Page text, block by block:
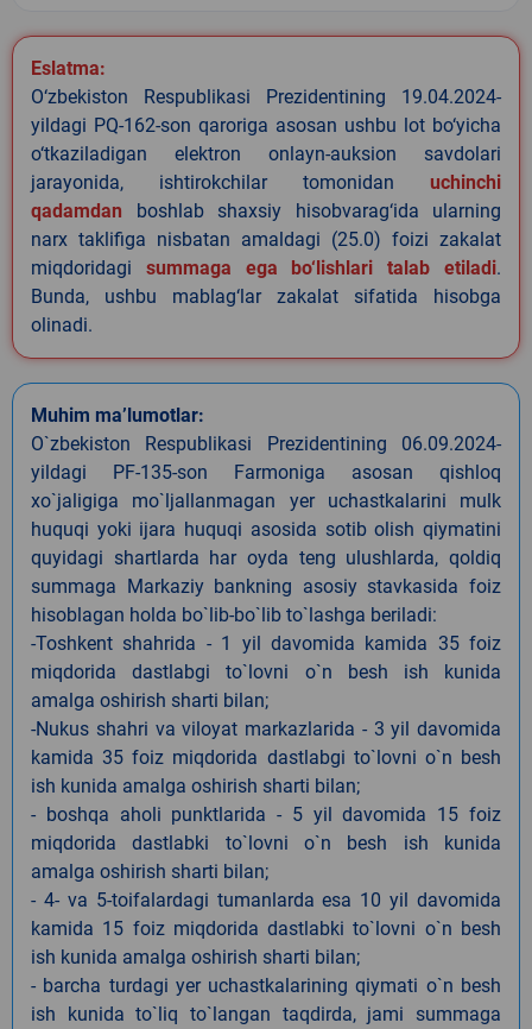
Eslatma:
O‘zbekiston Respublikasi Prezidentining 19.04.2024-
yildagi PQ-162-son qaroriga asosan ushbu lot bo‘yicha
o‘tkaziladigan elektron onlayn-auksion savdolari
jarayonida, ishtirokchilar tomonidan uchinchi
qadamdan boshlab shaxsiy hisobvarag‘ida ularning
narx taklifiga nisbatan amaldagi (25.0) foizi zakalat
miqdoridagi summaga ega bo‘lishlari talab etiladi.
Bunda, ushbu mablag‘lar zakalat sifatida hisobga
olinadi.
Muhim ma’lumotlar:
O`zbekiston Respublikasi Prezidentining 06.09.2024-
yildagi PF-135-son Farmoniga asosan qishloq
xo`jaligiga mo`ljallanmagan yer uchastkalarini mulk
huquqi yoki ijara huquqi asosida sotib olish qiymatini
quyidagi shartlarda har oyda teng ulushlarda, qoldiq
summaga Markaziy bankning asosiy stavkasida foiz
hisoblagan holda bo`lib-bo`lib to`lashga beriladi:
-Toshkent shahrida - 1 yil davomida kamida 35 foiz
miqdorida dastlabgi to`lovni o`n besh ish kunida
amalga oshirish sharti bilan;
-Nukus shahri va viloyat markazlarida - 3 yil davomida
kamida 35 foiz miqdorida dastlabgi to`lovni o`n besh
ish kunida amalga oshirish sharti bilan;
- boshqa aholi punktlarida - 5 yil davomida 15 foiz
miqdorida dastlabki to`lovni o`n besh ish kunida
amalga oshirish sharti bilan;
- 4- va 5-toifalardagi tumanlarda esa 10 yil davomida
kamida 15 foiz miqdorida dastlabki to`lovni o`n besh
ish kunida amalga oshirish sharti bilan;
- barcha turdagi yer uchastkalarining qiymati o`n besh
ish kunida to`liq to`langan taqdirda, jami summaga